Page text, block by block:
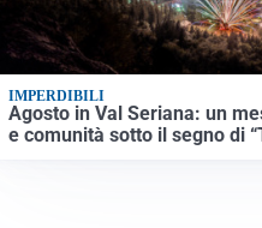
IMPERDIBILI
Agosto in Val Seriana: un
e comunità sotto il segno di